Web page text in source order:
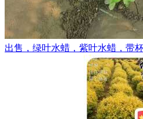
出售，绿叶水蜡，紫叶水蜡，带